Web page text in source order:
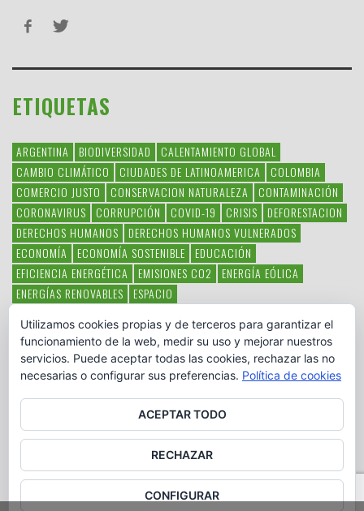
ETIQUETAS
ARGENTINA BIODIVERSIDAD
CALENTAMIENTO GLOBAL
CAMBIO CLIMÁTICO
CIUDADES DE LATINOAMERICA
COLOMBIA
COMERCIO JUSTO
CONSERVACION NATURALEZA
CONTAMINACIÓN
CORONAVIRUS
CORRUPCIÓN COVID-19 CRISIS
DEFORESTACION
DERECHOS HUMANOS
DERECHOS HUMANOS VULNERADOS
ECONOMÍA
ECONOMÍA SOSTENIBLE
EDUCACIÓN
EFICIENCIA ENERGÉTICA
EMISIONES CO2
ENERGÍA EÓLICA
ENERGÍAS RENOVABLES
ESPACIO
HAMBRE LATINOAMÉRICA MEDIO AMBIENTE
MÉXICO
OBJETIVOS DEL MILENIO
ONGS PAZ POBREZA POESÍA
POLITICA
PUEBLOS INDÍGENAS RSC RSE
SOBERANÍA ALIMENTARIA
SOLIDARIDAD SOSTENIBILIDAD TECNOLOGÍA VERTIDO PETROLEO
Utilizamos cookies propias y de terceros para garantizar el
funcionamiento de la web, medir su uso y mejorar nuestros
servicios. Puede aceptar todas las cookies, rechazar las no
necesarias o configurar sus preferencias. Política de cookies
ACEPTAR TODO
RECHAZAR
CONFIGURAR